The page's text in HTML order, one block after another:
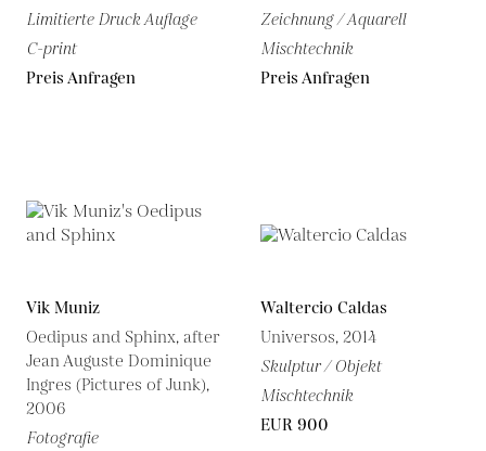
Limitierte Druck Auflage
C-print
Preis Anfragen
Zeichnung / Aquarell
Mischtechnik
Preis Anfragen
Vik Muniz
Oedipus and Sphinx, after
Jean Auguste Dominique
Ingres (Pictures of Junk),
2006
Fotografie
Waltercio Caldas
Universos, 2014
Skulptur / Objekt
Mischtechnik
EUR 900